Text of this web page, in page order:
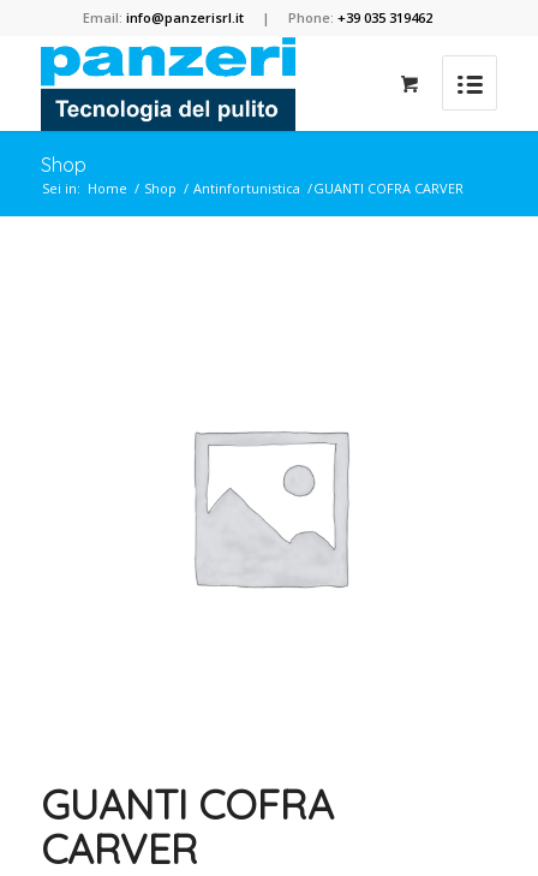
Email:info@panzerisrl.it | Phone:+39 035 319462
Shop
Sei in: Home / Shop / Antinfortunistica /GUANTI COFRA CARVER
GUANTI COFRA
CARVER